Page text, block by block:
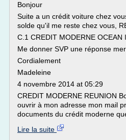
Bonjour
Suite a un crédit voiture chez
solde qu'il me reste chez vous,
C.1 CREDIT MODERNE OCEAN
Me donner SVP une réponse
Cordialement
Madeleine
4 novembre 2014 at 05:29
CREDIT MODERNE REUNION
ouvrir à mon adresse mon mail
documents du crédit moderne
Lire la suite